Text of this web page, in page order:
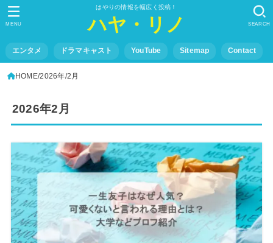
はやりの情報を幅広く投稿！
ハヤ・リノ
エンタメ ドラマキャスト YouTube Sitemap Contact
SEARCH
MENU
HOME 2026年 2月
2026年2月